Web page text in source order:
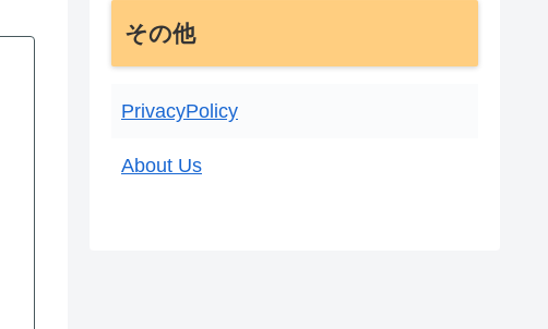
その他
PrivacyPolicy
About Us